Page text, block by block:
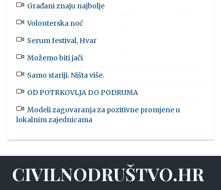
Građani znaju najbolje
Volonterska noć
Serum festival, Hvar
Možemo biti jači
Samo stariji. Ništa više.
OD POTRKOVLJA DO PODRUMA
Modeli zagovaranja za pozitivne promjene u
lokalnim zajednicama
CIVILNODRUŠTVO.HR